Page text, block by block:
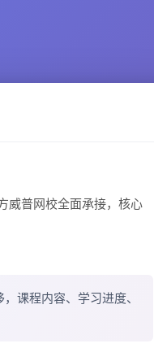
威普网校全面承接，核心
课程内容、学习进度、